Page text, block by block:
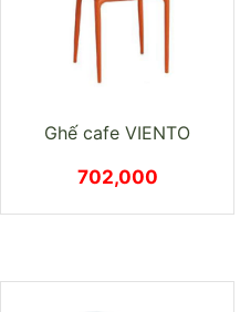
Ghế cafe VIENTO
702,000